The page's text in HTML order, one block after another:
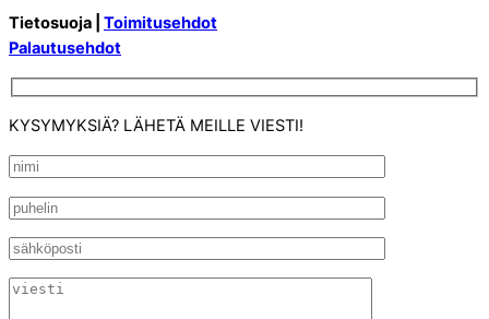
Tietosuoja | Toimitusehdot
Palautusehdot
KYSYMYKSIÄ? LÄHETÄ MEILLE VIESTI!